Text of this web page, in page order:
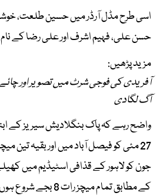
اسی طرح مڈل آرڈر میں حسین طلعت،
حسن علی، فہیم اشرف اور علی رضا کے
مزید پڑھیں:
آفریدی کی فوجی شرٹ میں تصویر اور
آگ لگادی
جون کو لاہور کے قذافی اسٹیڈیم میں
کے مطابق تمام میچز رات 8 بجے شروع ہوں گے۔